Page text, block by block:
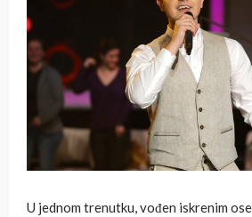
U jednom trenutku, vođen iskrenim